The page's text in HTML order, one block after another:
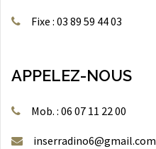
Fixe : 03 89 59 44 03
APPELEZ-NOUS
Mob. : 06 07 11 22 00
inserradino6@gmail.com